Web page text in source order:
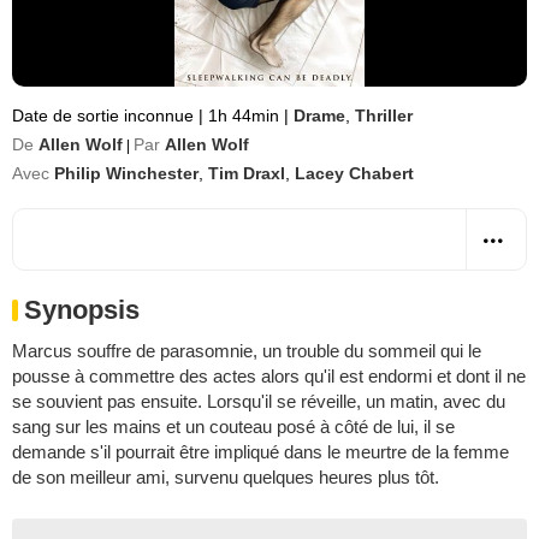
Date de sortie inconnue | 1h 44min | Drame Thriller
De Allen Wolf Par Allen Wolf
Avec Philip Winchester, Tim Draxl Lacey Chabert
Synopsis
Marcus souffre de parasomnie, un trouble du sommeil qui le
pousse à commettre des actes alors qu'il est endormi et dont il ne
se souvient pas ensuite. Lorsqu'il se réveille, un matin, avec du
sang sur les mains et un couteau posé à côté de lui, il se
demande s'il pourrait être impliqué dans le meurtre de la femme
de son meilleur ami, survenu quelques heures plus tôt.